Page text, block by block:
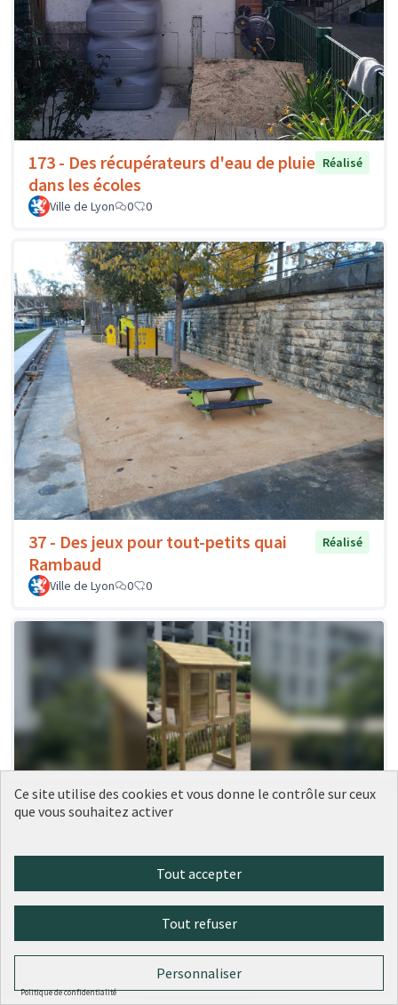
173 - Des récupérateurs d'eau de pluie
dans les écoles
Réalisé
Ville de Lyon 0 0
37 - Des jeux pour tout-petits quai
Rambaud
Réalisé
Ville de Lyon 0 0
9ème
Ce site utilise des cookies et vous donne le contrôle sur ceux
que vous souhaitez activer
Tout accepter
Tout refuser
Personnaliser
Politique de confidentialité